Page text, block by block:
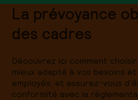
La prévoyance
des cadres
Découvrez ici comment
mieux adapté à vos besoins
employés, et assurez-vous
conformité avec la